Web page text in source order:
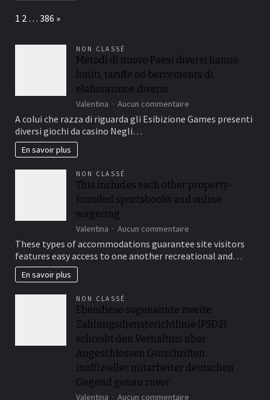
Page:
1 2 … 386 Next
»
NON CLASSÉ
Metodi di nuovo Paesi diversi hanno
limiti, tariffe ed bercements di
elaborazione diversi
Valentina Aucun commentaire
Metodi
di
tariffe
ed
diversi
A colui che razza di riguarda gli Esibizione Games presenti
diversi giochi da casino Negli…
En savoir plus
NON CLASSÉ
This includes each other property-
founded sportsbooks and online
wagering
Valentina Aucun commentaire
This
includes
each
sportsbooks
and
online
wagering
These types of accommodations guarantee site visitors
features easy access to one another recreational and…
En savoir plus
NON CLASSÉ
Ebendiese sogenannte zweite
Zahlungsdiensterichtlinie (PSD2)
schreibt den Verhaltnis uber
Angeschlossen Gutschriften
inoffizieller mitarbeiter deutschen
Gegend genau zuvor
Valentina Aucun commentaire